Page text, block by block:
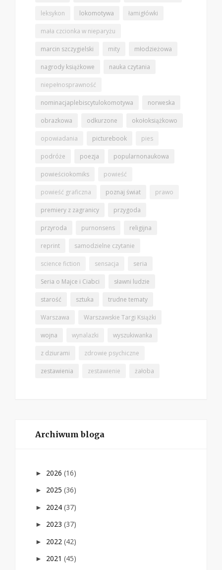
leksykon lokomotywa łamigłówki
mała czcionka w nieparyżu
marcin szczygielski mity młodzieżowa
nagrody książkowe nauka czytania
niepełnosprawność
nominacjaplebiscytulokomotywa norweska
obrazkowa odkurzone okołoksiążkowo
opowiadania picturebook pies
podróże poezja popularnonaukowa
powieściokomiks powieść
powieść graficzna poznaj świat prawo
premiery z zagranicy przygoda
przyroda purnonsens religijna
reprint samodzielne czytanie
science fiction sensacja seria
Seria o Majce i Ciabci sławni ludzie
starość sztuka trudne tematy
Warszawa Warszawskie Targi Książki
wojna wynalazki wyszukiwanka
z dziurami zdrowie psychiczne
zestawienia zestawienie żałoba
Archiwum bloga
► 2026 (16)
► 2025 (36)
► 2024 (37)
► 2023 (37)
► 2022 (42)
► 2021 (45)